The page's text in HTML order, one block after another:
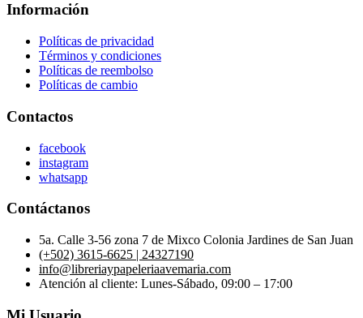
Información
Políticas de privacidad
Términos y condiciones
Políticas de reembolso
Políticas de cambio
Contactos
facebook
instagram
whatsapp
Contáctanos
5a. Calle 3-56 zona 7 de Mixco Colonia Jardines de San Juan
(+502) 3615-6625 | 24327190
info@libreriaypapeleriaavemaria.com
Atención al cliente: Lunes-Sábado, 09:00 – 17:00